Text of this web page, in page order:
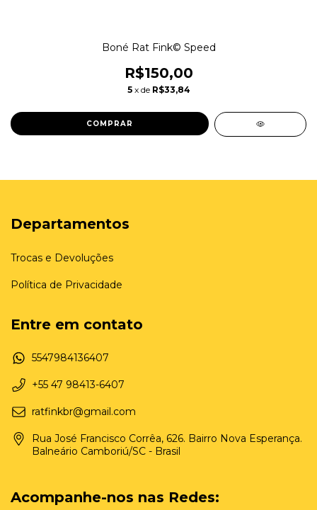
Boné Rat Fink© Speed
R$150,00
5 x de R$33,84
Departamentos
Trocas e Devoluções
Política de Privacidade
Entre em contato
5547984136407
+55 47 98413-6407
ratfinkbr@gmail.com
Rua José Francisco Corrêa, 626. Bairro Nova Esperança.
Balneário Camboriú/SC - Brasil
Acompanhe-nos nas Redes: